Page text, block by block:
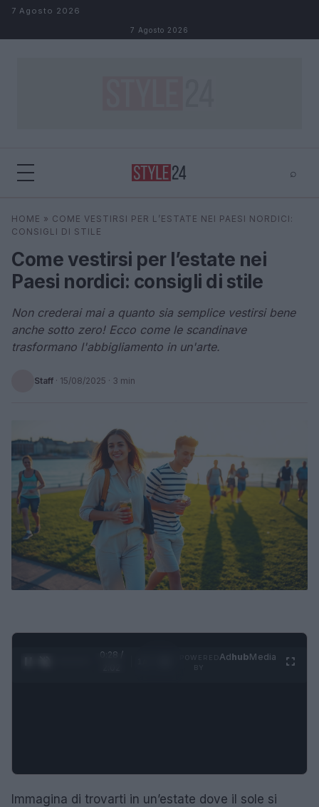
Salta al contenuto
7 Agosto 2026
7 Agosto 2026
⌕
Cerca ⌕ ×
HOME » COME VESTIRSI PER L’ESTATE NEI PAESI NORDICI:
CONSIGLI DI STILE
Come vestirsi per l’estate nei
Paesi nordici: consigli di stile
Non crederai mai a quanto sia semplice vestirsi bene
anche sotto zero! Ecco come le scandinave
trasformano l'abbigliamento in un'arte.
Staff · 15/08/2025 · 3 min
0:29 /
AdhubMedia
Immagina di trovarti in un’estate dove il sole si